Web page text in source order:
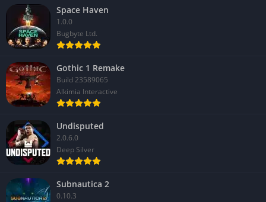
Space Haven
1.0.0
Bugbyte Ltd.
Gothic 1 Remake
Build 23589065
Alkimia Interactive
Undisputed
2.0.6.0
Deep Silver
Subnautica 2
0.10.3